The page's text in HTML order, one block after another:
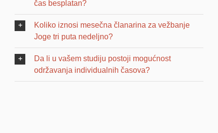
čas besplatan?
Koliko iznosi mesečna članarina za vežbanje
Joge tri puta nedeljno?
Da li u vašem studiju postoji mogućnost
održavanja individualnih časova?